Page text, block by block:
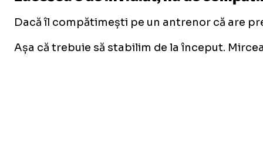
Dacă îl compătimești pe un antrenor că are
Așa că trebuie să stabilim de la început.